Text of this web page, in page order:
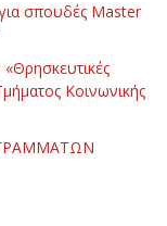
σπουδές Master
Κοινωνικής